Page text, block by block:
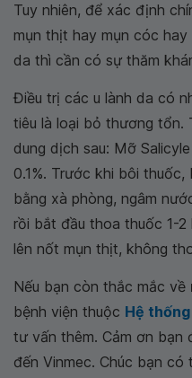
Tuy nhiên, để xác định
mụn thịt hay mụn cóc
da thì cần có sự thăm
Điều trị các u lành da có
tiêu là loại bỏ thương tổn.
dung dịch sau: Mỡ
0.1%. Trước khi bôi
bằng xà phòng, ngâm
rồi bắt đầu thoa thuốc 1-
lên nốt mụn thịt, không
Nếu bạn còn thắc mắc về
bệnh viện thuộc Hệ
tư vấn thêm. Cảm ơn bạn
đến Vinmec. Chúc bạn có